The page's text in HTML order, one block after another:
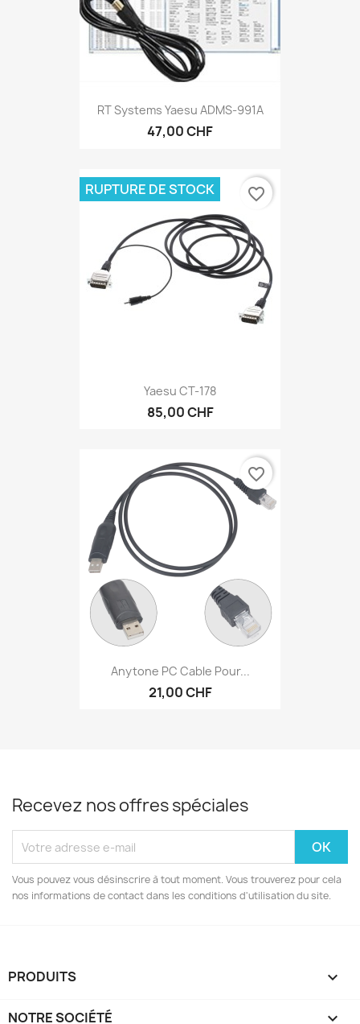
RT Systems Yaesu ADMS-991A
47,00 CHF
Yaesu CT-178
85,00 CHF
RUPTURE DE STOCK favorite_border
Anytone PC Cable Pour...
21,00 CHF
favorite_border
Recevez nos offres spéciales
Vous pouvez vous désinscrire à tout moment. Vous trouverez pour cela
nos informations de contact dans les conditions d'utilisation du site.
PRODUITS 
NOTRE SOCIÉTÉ 